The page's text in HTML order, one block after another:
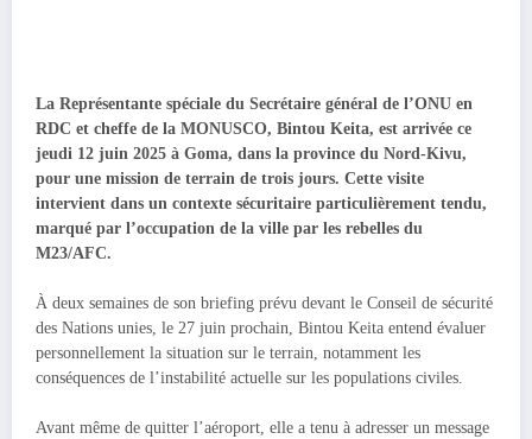
La Représentante spéciale du Secrétaire général de l’ONU en
RDC et cheffe de la MONUSCO, Bintou Keita, est arrivée ce
jeudi 12 juin 2025 à Goma, dans la province du Nord-Kivu,
pour une mission de terrain de trois jours. Cette visite
intervient dans un contexte sécuritaire particulièrement tendu,
marqué par l’occupation de la ville par les rebelles du
M23/AFC.
À deux semaines de son briefing prévu devant le Conseil de sécurité
des Nations unies, le 27 juin prochain, Bintou Keita entend évaluer
personnellement la situation sur le terrain, notamment les
conséquences de l’instabilité actuelle sur les populations civiles.
Avant même de quitter l’aéroport, elle a tenu à adresser un message